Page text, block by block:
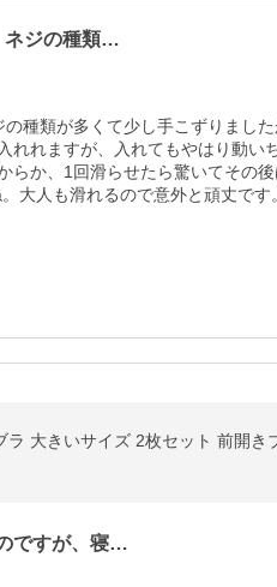
ネジの種類…
種類が多くて少し手こずりまし
れれますが、入れてもやはり動い
らか、1回滑らせたら驚いてその
大人も滑れるので意外と頑丈で
ラ 大きいサイズ 2枚セット 前開
ですが、寝…